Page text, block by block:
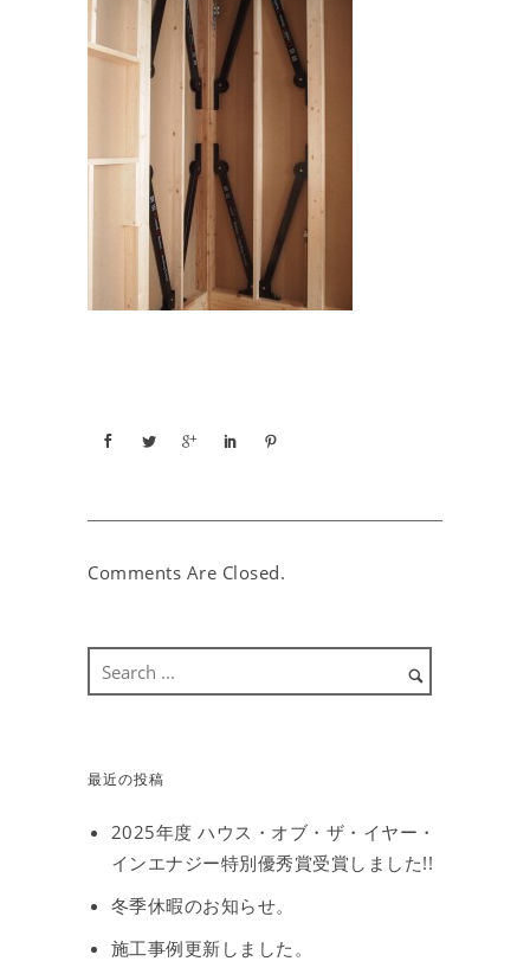
Comments Are Closed.
最近の投稿
2025年度 ハウス・オブ・ザ・イヤー・
インエナジー特別優秀賞受賞しました!!
冬季休暇のお知らせ。
施工事例更新しました。